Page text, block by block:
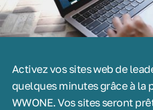
Activez vos sites web de
quelques minutes grâce à la
WWONE. Vos sites seront